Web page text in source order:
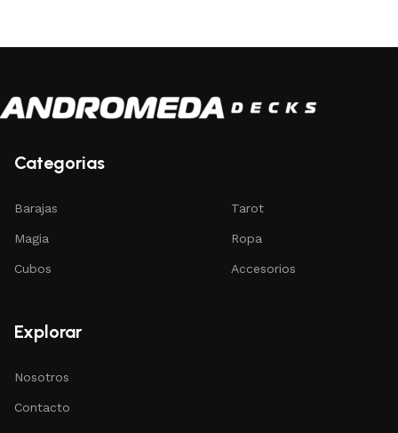
Categorias
Barajas
Magia
Cubos
Tarot
Ropa
Accesorios
Explorar
Nosotros
Contacto